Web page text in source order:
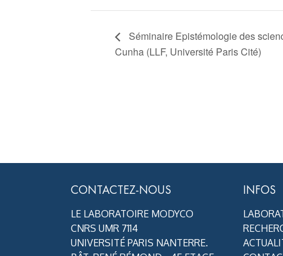
Séminaire Epistémologie des
Cunha (LLF, Université Paris Cité)
CONTACTEZ-NOUS
LE LABORATOIRE MODYCO
CNRS UMR 7114
UNIVERSITÉ PARIS NANTERRE.
INFOS